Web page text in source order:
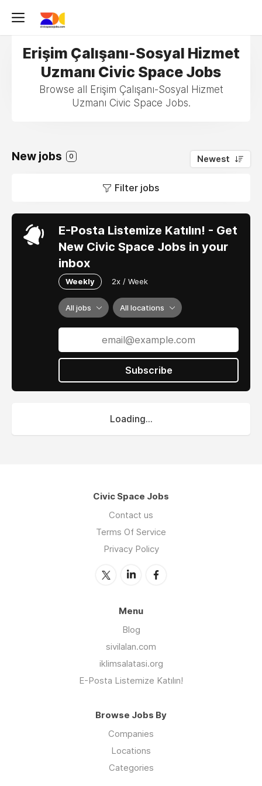
Erişim Çalışanı-Sosyal Hizmet
Uzmanı Civic Space Jobs
Browse all Erişim Çalışanı-Sosyal Hizmet
Uzmanı Civic Space Jobs.
New jobs 0 Newest
Filter jobs
E-Posta Listemize Katılın! - Get
New Civic Space Jobs in your
inbox
Weekly 2x / Week
All jobs All locations
Subscribe
Loading...
Civic Space Jobs
Contact us
Terms Of Service
Privacy Policy
Menu
Blog
sivilalan.com
iklimsalatasi.org
E-Posta Listemize Katılın!
Browse Jobs By
Companies
Locations
Categories